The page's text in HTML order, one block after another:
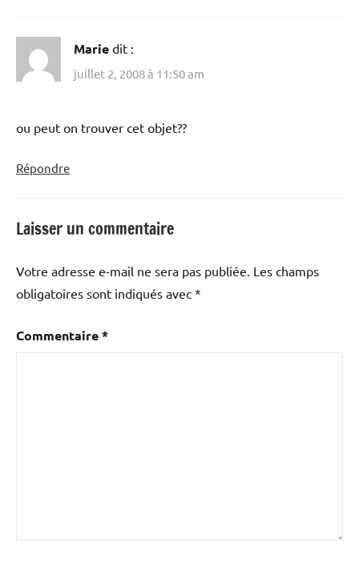
Marie dit :
juillet 2, 2008 à 11:50 am
ou peut on trouver cet objet??
Répondre
Laisser un commentaire
Votre adresse e-mail ne sera pas publiée. Les champs
obligatoires sont indiqués avec *
Commentaire*